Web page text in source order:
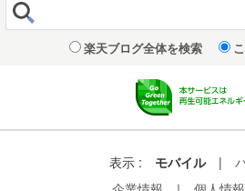
楽天ブログ全体を検索
表示 : モバイル |